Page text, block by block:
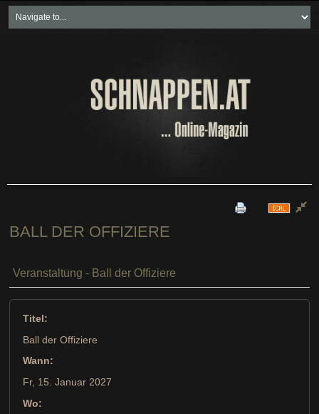
Neueste Beiträge
Soziales & Projekte
BALL DER OFFIZIERE
Veranstaltung - Ball der Offiziere
Titel:
Ball der Offiziere
Wann:
Fr, 15. Januar 2027
Wo: